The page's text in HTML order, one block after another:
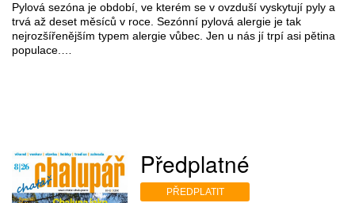
Pylová sezóna je období, ve kterém se v ovzduší vyskytují pyly a
trvá až deset měsíců v roce. Sezónní pylová alergie je tak
nejrozšířenějším typem alergie vůbec. Jen u nás jí trpí asi pětina
populace.…
Předplatné
PŘEDPLATIT